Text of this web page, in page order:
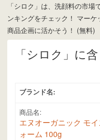
「シロク」は、洗顔料の市
ンキングをチェック！ マーケ
商品企画に活かそう！ (無料)
「シロク」に
ブランド名:
商品名:
エヌオーガニック モ
ォーム 100g